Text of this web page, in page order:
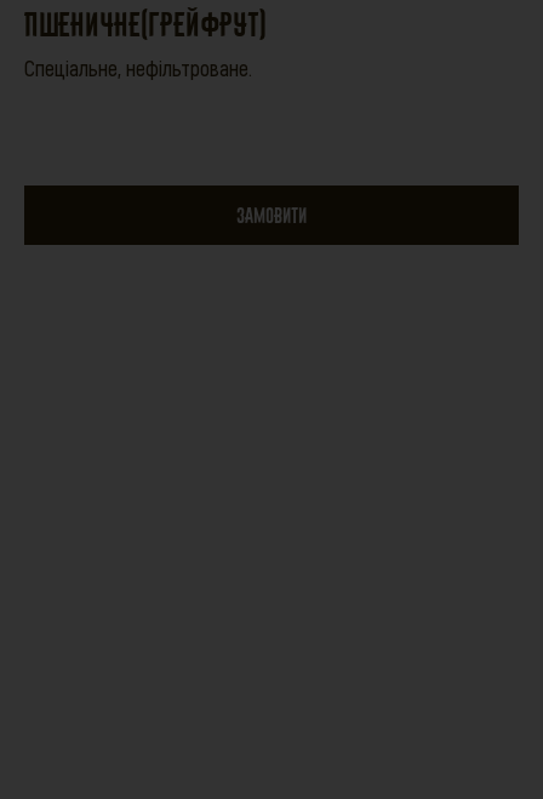
ПШЕНИЧНЕ(ГРЕЙФРУТ)
Спеціальне, нефільтроване.
ЗАМОВИТИ